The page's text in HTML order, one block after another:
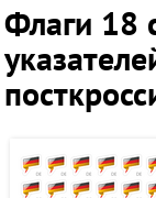
Флаги 18